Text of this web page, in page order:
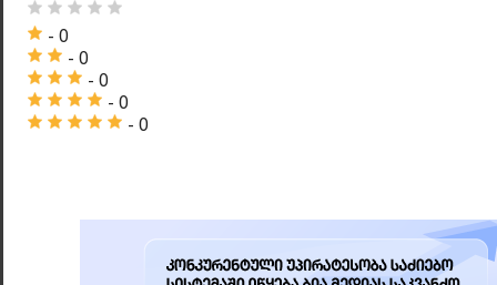
- 0
- 0
- 0
- 0
- 0